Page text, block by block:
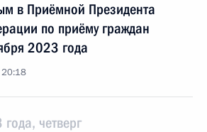
в Приёмной Президента
по приёму граждан
2023 года
20:18
четверг